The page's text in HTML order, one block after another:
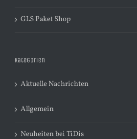
GLS Paket Shop
Kategorien
Aktuelle Nachrichten
Allgemein
Neuheiten bei TiDis